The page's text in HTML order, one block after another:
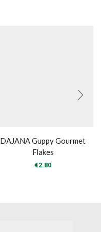
DAJANA Guppy Gourmet
Flakes
€2.80